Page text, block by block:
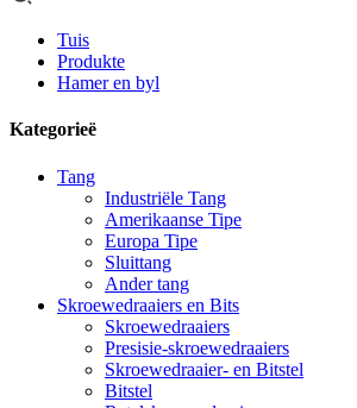
Tuis
Produkte
Hamer en byl
Kategorieë
Tang
Industriële Tang
Amerikaanse Tipe
Europa Tipe
Sluittang
Ander tang
Skroewedraaiers en Bits
Skroewedraaiers
Presisie-skroewedraaiers
Skroewedraaier- en Bitstel
Bitstel